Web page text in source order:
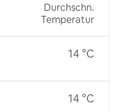
Durchschn.
Temperatur
14 °C
14 °C